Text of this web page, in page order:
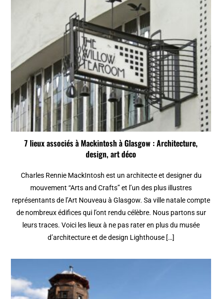
7 lieux associés à Mackintosh à Glasgow : Architecture,
design, art déco
Charles Rennie MackIntosh est un architecte et designer du
mouvement “Arts and Crafts” et l’un des plus illustres
représentants de l’Art Nouveau à Glasgow. Sa ville natale compte
de nombreux édifices qui l’ont rendu célèbre. Nous partons sur
leurs traces. Voici les lieux à ne pas rater en plus du musée
d’architecture et de design Lighthouse […]